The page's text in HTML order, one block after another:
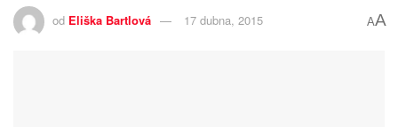
od Eliška Bartlová 17 dubna, 2015 AA